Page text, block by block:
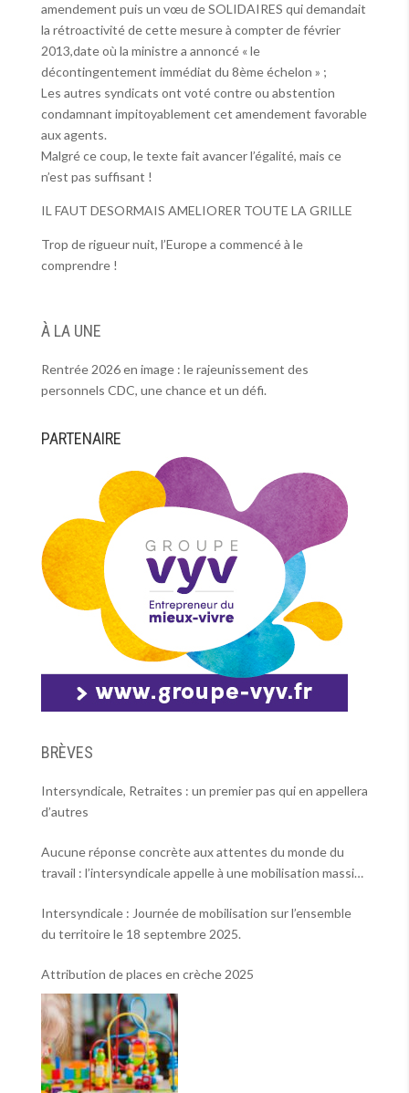
amendement puis un vœu de SOLIDAIRES qui demandait
la rétroactivité de cette mesure à compter de février
2013,date où la ministre a annoncé « le
décontingentement immédiat du 8ème échelon » ;
Les autres syndicats ont voté contre ou abstention
condamnant impitoyablement cet amendement favorable
aux agents.
Malgré ce coup, le texte fait avancer l’égalité, mais ce
n’est pas suffisant !
IL FAUT DESORMAIS AMELIORER TOUTE LA GRILLE
Trop de rigueur nuit, l’Europe a commencé à le
comprendre !
À LA UNE
Rentrée 2026 en image : le rajeunissement des
personnels CDC, une chance et un défi.
PARTENAIRE
BRÈVES
Intersyndicale, Retraites : un premier pas qui en appellera
d’autres
Aucune réponse concrète aux attentes du monde du
travail : l’intersyndicale appelle à une mobilisation massive
Intersyndicale : Journée de mobilisation sur l’ensemble
du territoire le 18 septembre 2025.
Attribution de places en crèche 2025